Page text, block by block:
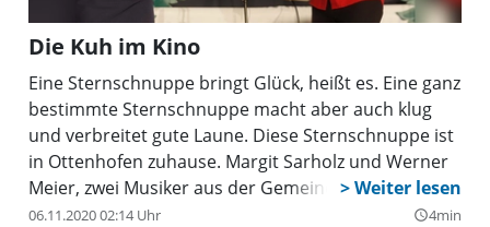
Die Kuh im Kino
Eine Sternschnuppe bringt Glück, heißt es. Eine ganz
bestimmte Sternschnuppe macht aber auch klug
und verbreitet gute Laune. Diese Sternschnuppe ist
in Ottenhofen zuhause. Margit Sarholz und Werner
Meier, zwei Musiker aus der Gemeinde,
veröffentlichen unter dem Label "Sternschnuppe"
06.11.2020 02:14 Uhr query_builder4min